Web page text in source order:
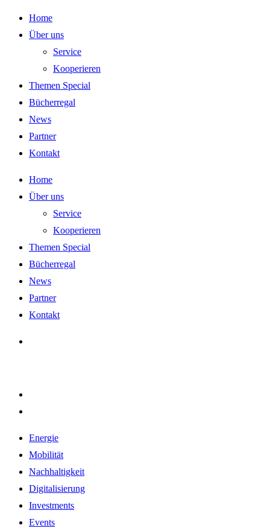
Zum
Inhalt
Home
Über uns
Service
Kooperieren
Themen Special
Bücherregal
News
Partner
Kontakt
Home
Über uns
Service
Kooperieren
Themen Special
Bücherregal
News
Partner
Kontakt
Energie
Mobilität
Nachhaltigkeit
Digitalisierung
Investments
Events